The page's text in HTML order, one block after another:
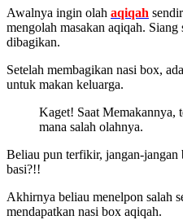
Awalnya ingin olah aqiqah
mengolah masakan aqiqah. Siang
dibagikan.
Setelah membagikan nasi box,
untuk makan keluarga.
Kaget! Saat Memakannya,
mana salah olahnya.
Beliau pun terfikir, jangan-
basi?!!
Akhirnya beliau menelpon salah
mendapatkan nasi box aqiqah.